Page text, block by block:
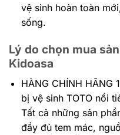
vệ sinh hoàn toàn
sống.
Lý do chọn mua
Kidoasa
HÀNG CHÍNH HÃNG
bị vệ sinh TOTO nổi
Tất cả những sản
đầy đủ tem mác,